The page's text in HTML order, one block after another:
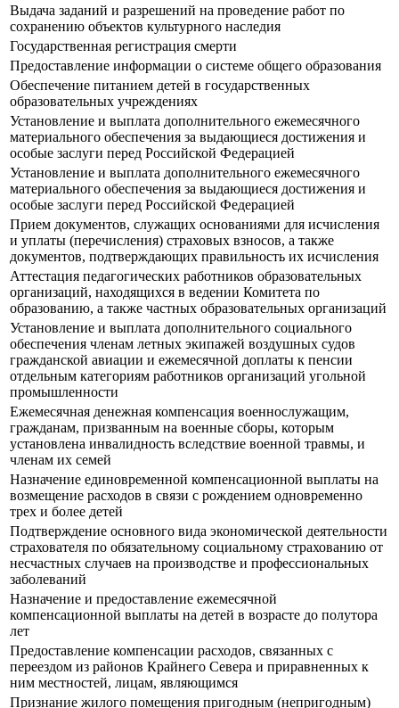
Выдача заданий и разрешений на проведение работ по
сохранению объектов культурного наследия
Государственная регистрация смерти
Предоставление информации о системе общего образования
Обеспечение питанием детей в государственных
образовательных учреждениях
Установление и выплата дополнительного ежемесячного
материального обеспечения за выдающиеся достижения и
особые заслуги перед Российской Федерацией
Установление и выплата дополнительного ежемесячного
материального обеспечения за выдающиеся достижения и
особые заслуги перед Российской Федерацией
Прием документов, служащих основаниями для исчисления
и уплаты (перечисления) страховых взносов, а также
документов, подтверждающих правильность их исчисления
Аттестация педагогических работников образовательных
организаций, находящихся в ведении Комитета по
образованию, а также частных образовательных организаций
Установление и выплата дополнительного социального
обеспечения членам летных экипажей воздушных судов
гражданской авиации и ежемесячной доплаты к пенсии
отдельным категориям работников организаций угольной
промышленности
Ежемесячная денежная компенсация военнослужащим,
гражданам, призванным на военные сборы, которым
установлена инвалидность вследствие военной травмы, и
членам их семей
Назначение единовременной компенсационной выплаты на
возмещение расходов в связи с рождением одновременно
трех и более детей
Подтверждение основного вида экономической деятельности
страхователя по обязательному социальному страхованию от
несчастных случаев на производстве и профессиональных
заболеваний
Назначение и предоставление ежемесячной
компенсационной выплаты на детей в возрасте до полутора
лет
Предоставление компенсации расходов, связанных с
переездом из районов Крайнего Севера и приравненных к
ним местностей, лицам, являющимся
Признание жилого помещения пригодным (непригодным)